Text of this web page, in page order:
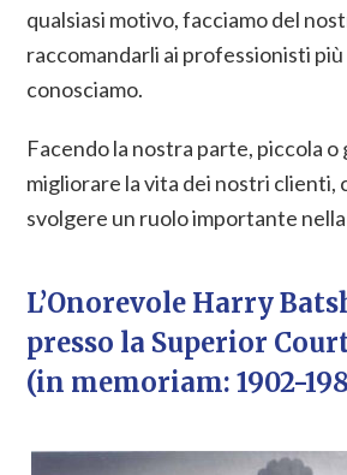
qualsiasi motivo, facciamo del
raccomandarli ai professionisti
conosciamo.
Facendo la nostra parte, piccola o
migliorare la vita dei nostri clienti,
svolgere un ruolo importante
L’Onorevole Harry
presso la Superior
(in memoriam: 1902-